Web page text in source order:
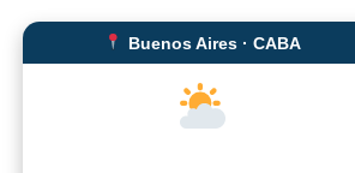
Buenos Aires · CABA